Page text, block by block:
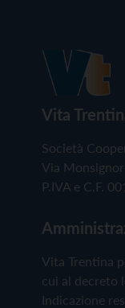
Vita
Società
Via
P.IVA e C.F.
Vita Trentina
cui al decreto
Indicazione